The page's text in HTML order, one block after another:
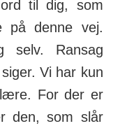
til dig, som
på denne vej.
Ransag
Vi har kun
For der er
den, som slår